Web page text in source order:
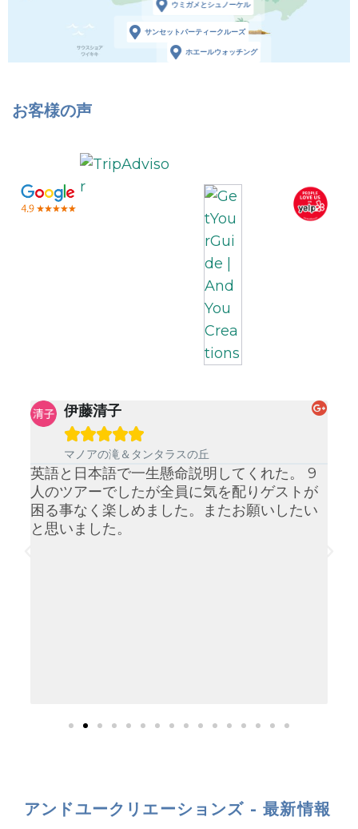
ウミガメとシュノーケル
サンセットパーティークルーズ
ホエールウォッチング
お客様の声
伊藤清子

マノアの滝＆タンタラスの丘
英語と日本語で一生懸命説明してくれた。 9
人のツアーでしたが全員に気を配りゲストが
困る事なく楽しめました。またお願いしたい
と思いました。
アンドユークリエーションズ - 最新情報